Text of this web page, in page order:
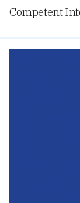
Competent